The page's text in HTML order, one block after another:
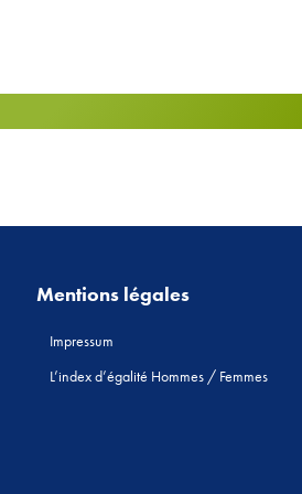
Mentions légales
Impressum
L’index d’égalité Hommes / Femmes